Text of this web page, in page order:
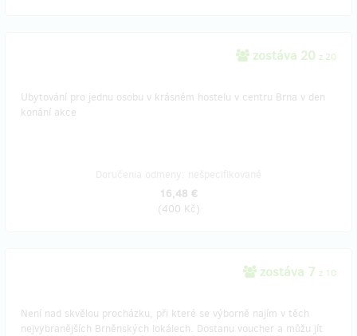
zostáva 20 z 20
Ubytování pro jednu osobu v krásném hostelu v centru Brna v den
konání akce
16,48 €
(400 Kč)
zostáva 7 z 10
Není nad skvělou procházku, při které se výborně najím v těch
nejvybranějších Brněnských lokálech. Dostanu voucher a můžu jít